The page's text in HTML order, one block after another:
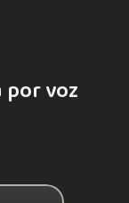
por voz